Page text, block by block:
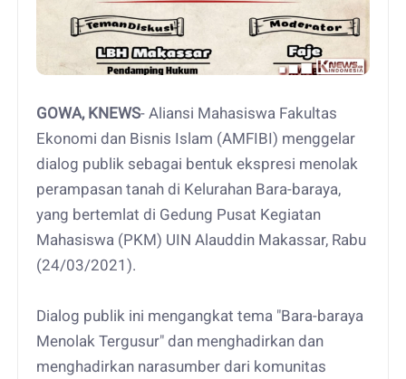
GOWA, KNEWS- Aliansi Mahasiswa Fakultas
Ekonomi dan Bisnis Islam (AMFIBI) menggelar
dialog publik sebagai bentuk ekspresi menolak
perampasan tanah di Kelurahan Bara-baraya,
yang bertemlat di Gedung Pusat Kegiatan
Mahasiswa (PKM) UIN Alauddin Makassar, Rabu
(24/03/2021).
Dialog publik ini mengangkat tema "Bara-baraya
Menolak Tergusur" dan menghadirkan dan
menghadirkan narasumber dari komunitas